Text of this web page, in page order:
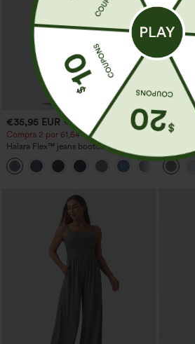
€35,95 EUR €44,95 EUR
Compra 2 por 61,54 € o 4 por 123,08 €.
Halara Flex™ jeans bootcut casual
lavados, de talle alto y con bolsillos
€35,95
High
Work